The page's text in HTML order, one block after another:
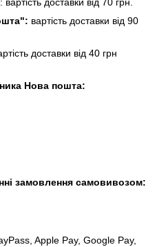
вартість доставки від 90
доставки від 40 грн
Нова пошта:
замовлення самовивозом:
Apple Pay, Google Pay,